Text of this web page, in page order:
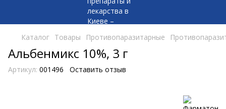
Каталог Товары Противопаразитарные
Альбенмикс 10%, 3 г
Артикул: 001496 Оставить отзыв